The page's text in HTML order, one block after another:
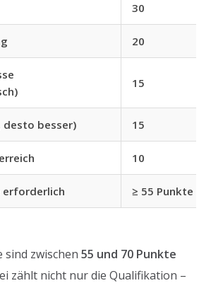
30
20
15
desto besser) 15
10
erforderlich ≥ 55 Punkte
sind zwischen55 und 70 Punkte
zählt nicht nur die Qualifikation –